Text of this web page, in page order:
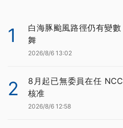
1
白海豚颱風路徑仍有變
舞
2026/8/6 13:02
2
8月起已無委員在任
核准
2026/8/6 12:58